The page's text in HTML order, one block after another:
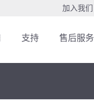
加入我们
支持 售后服务